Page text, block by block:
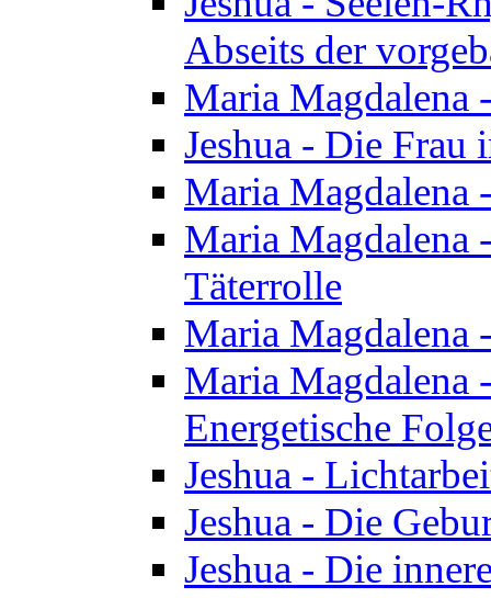
Abseits der
Maria Magdalena
Jeshua - Die Frau
Maria Magdalena
Maria Magdalena
Täterrolle
Maria Magdalena
Maria Magdalena
Energetische
Jeshua -
Jeshua - Die
Jeshua - Die